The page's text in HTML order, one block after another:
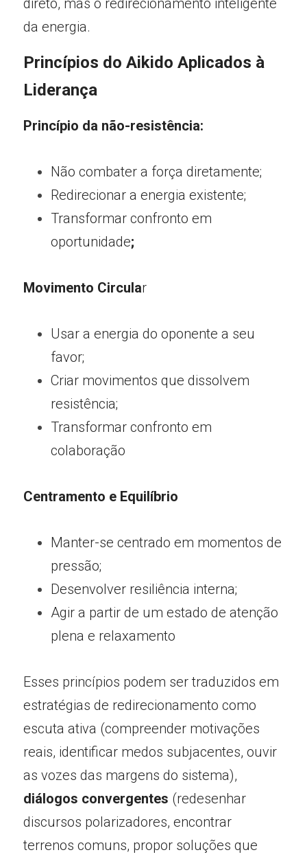
direto, mas o redirecionamento inteligente
da energia.
Princípios do Aikido Aplicados à
Liderança
Princípio da não-resistência:
Não combater a força diretamente;
Redirecionar a energia existente;
Transformar confronto em
oportunidade;
Movimento Circular
Usar a energia do oponente a seu
favor;
Criar movimentos que dissolvem
resistência;
Transformar confronto em
colaboração
Centramento e Equilíbrio
Manter-se centrado em momentos de
pressão;
Desenvolver resiliência interna;
Agir a partir de um estado de atenção
plena e relaxamento
Esses princípios podem ser traduzidos em
estratégias de redirecionamento como
escuta ativa (compreender motivações
reais, identificar medos subjacentes, ouvir
diálogos convergentes (redesenhar
discursos polarizadores, encontrar
terrenos comuns, propor soluções que